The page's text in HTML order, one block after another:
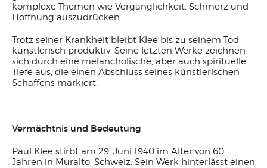
komplexe Themen wie Vergänglichkeit, Schmerz und
Hoffnung auszudrücken.
Trotz seiner Krankheit bleibt Klee bis zu seinem Tod
künstlerisch produktiv. Seine letzten Werke zeichnen
sich durch eine melancholische, aber auch spirituelle
Tiefe aus, die einen Abschluss seines künstlerischen
Schaffens markiert.
Vermächtnis und Bedeutung
Paul Klee stirbt am 29. Juni 1940 im Alter von 60
Jahren in Muralto, Schweiz. Sein Werk hinterlässt einen